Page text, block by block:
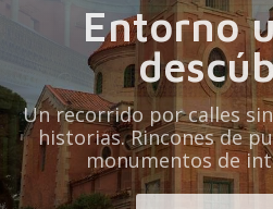
Entorno
Un recorrido por calles
historias. Rincones de
monumentos de